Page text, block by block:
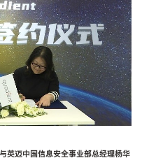
英迈中国信息安全事业部总经理杨华